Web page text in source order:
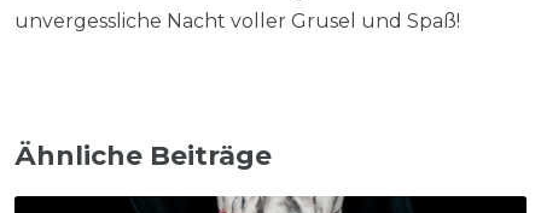
unvergessliche Nacht voller Grusel und Spaß!
Ähnliche Beiträge